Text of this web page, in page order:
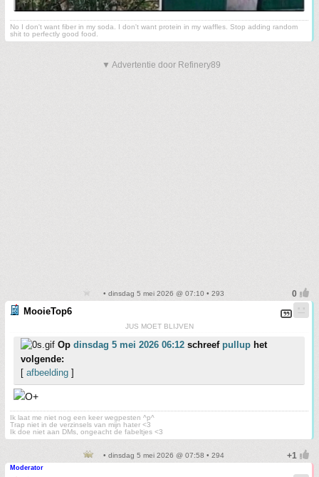
No I don't want fiber in my soda. I don't want protein in my waffles. Stop adding random
shit to perfectly good food.
▼ Advertentie door Refinery89
• dinsdag 5 mei 2026 @ 07:10 • 293
MooieTop6
JUS MOET BLIJVEN
Op dinsdag 5 mei 2026 06:12 schreef pullup het
volgende:
[ afbeelding ]
Ik laat me niet nog een keer wegpesten ^p^
Trap niet in de verzinsels van mijn hater <3
Ik doe niet aan DMs, ongeacht de fabeltjes <3
• dinsdag 5 mei 2026 @ 07:58 • 294
Moderator